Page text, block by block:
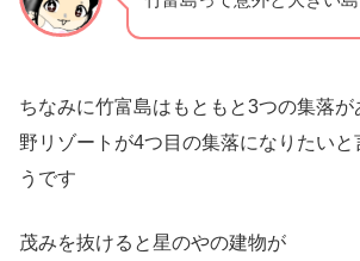
ちなみに竹富島はもともと3つの集落が
野リゾートが4つ目の集落になりたい
うです
茂みを抜けると星のやの建物が